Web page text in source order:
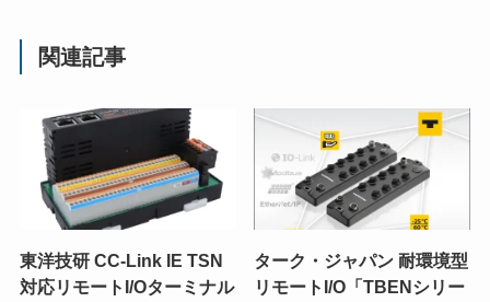
関連記事
東洋技研 CC-Link IE TSN
対応リモートI/Oターミナル
ターク・ジャパン 耐環境型
リモートI/O「TBENシリー